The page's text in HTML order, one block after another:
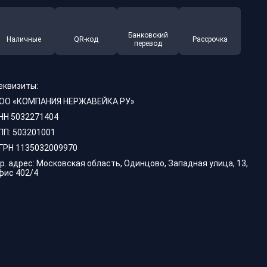
Наличные QR-код
Банковский
перевод
Рассрочка
«КОМПАНИЯ НЕРЖАВЕЙКА.РУ»
5032271404
503201001
1135032009970
адрес: Московская область, Одинцово, Западная улица, 13,
402/4